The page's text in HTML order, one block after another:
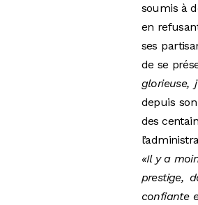
soumis à
en
ses
de se
glorieuse,
depuis
des
«Il y a
prestige,
confiante